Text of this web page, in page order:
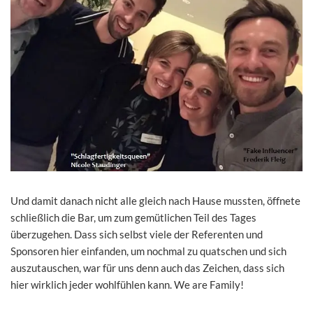
Und damit danach nicht alle gleich nach Hause mussten, öffnete
schließlich die Bar, um zum gemütlichen Teil des Tages
überzugehen. Dass sich selbst viele der Referenten und
Sponsoren hier einfanden, um nochmal zu quatschen und sich
auszutauschen, war für uns denn auch das Zeichen, dass sich
hier wirklich jeder wohlfühlen kann. We are Family!